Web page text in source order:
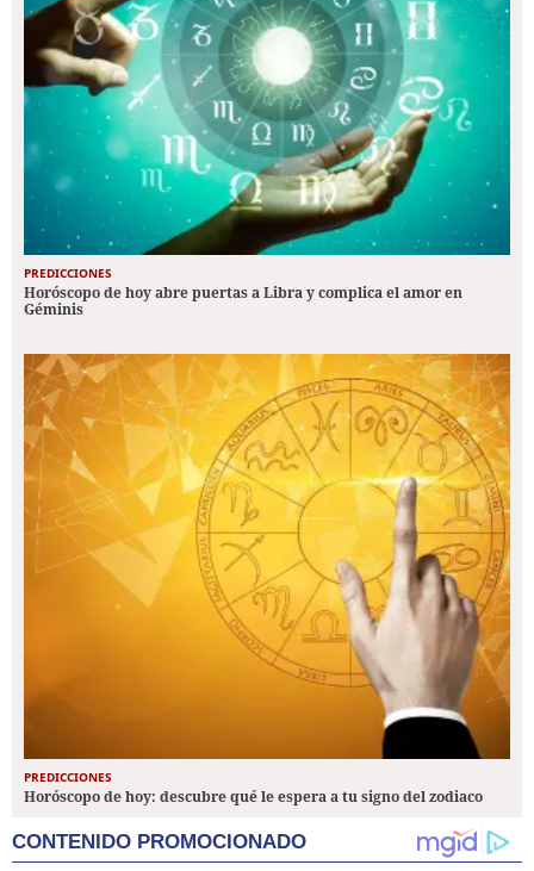
PREDICCIONES
Horóscopo de hoy abre puertas a Libra y complica el amor en
Géminis
PREDICCIONES
Horóscopo de hoy: descubre qué le espera a tu signo del zodiaco
CONTENIDO PROMOCIONADO